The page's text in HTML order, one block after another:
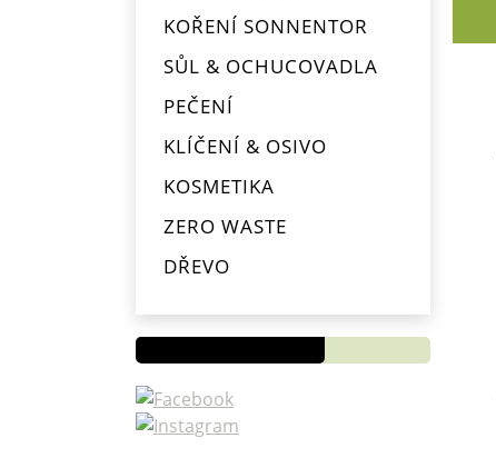
KOŘENÍ SONNENTOR
SŮL & OCHUCOVADLA
PEČENÍ
KLÍČENÍ & OSIVO
KOSMETIKA
ZERO WASTE
DŘEVO